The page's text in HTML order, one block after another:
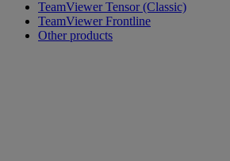
TeamViewer Tensor (Classic)
TeamViewer Frontline
Other products